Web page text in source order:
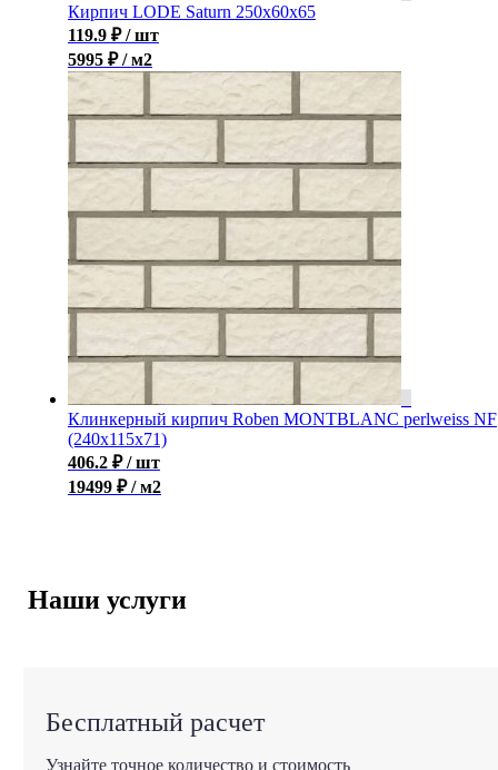
Кирпич LODE Saturn 250x60x65
119.9 ₽ / шт
5995 ₽ / м2
Клинкерный кирпич Roben MONTBLANC perlweiss NF
(240x115x71)
406.2 ₽ / шт
19499 ₽ / м2
Наши услуги
Бесплатный расчет
Узнайте точное количество и стоимость